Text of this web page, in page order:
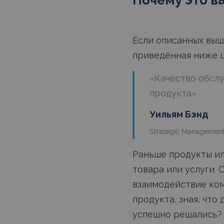
Если описанных
приведённая ниже
«Качество
продукта».
Уильям Бэнд
Strategic
Раньше продукты
товара или
взаимодействие
продукта, зная,
успешно решались?